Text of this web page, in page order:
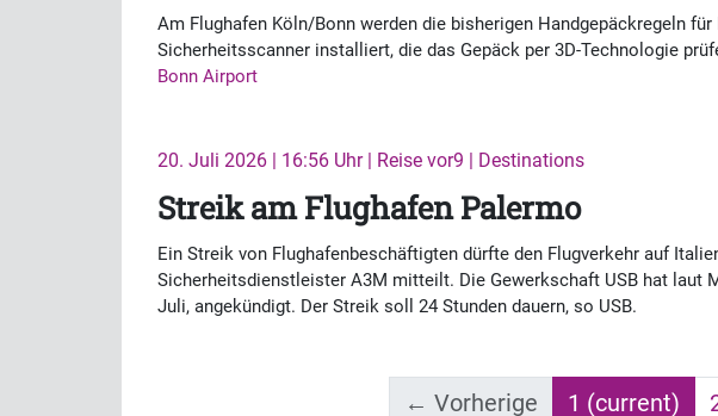
Am Flughafen Köln/Bonn werden die bisherigen Handgepäckregeln
Sicherheitsscanner installiert, die das Gepäck per 3D-Technologie
Bonn Airport
20. Juli 2026 | 16:56 Uhr | Reise vor9 | Destinations
Streik am Flughafen Palermo
Ein Streik von Flughafenbeschäftigten dürfte den Flugverkehr auf
Sicherheitsdienstleister A3M mitteilt. Die Gewerkschaft USB hat laut
Juli, angekündigt. Der Streik soll 24 Stunden dauern, so USB.
← Vorherige 1 (current)